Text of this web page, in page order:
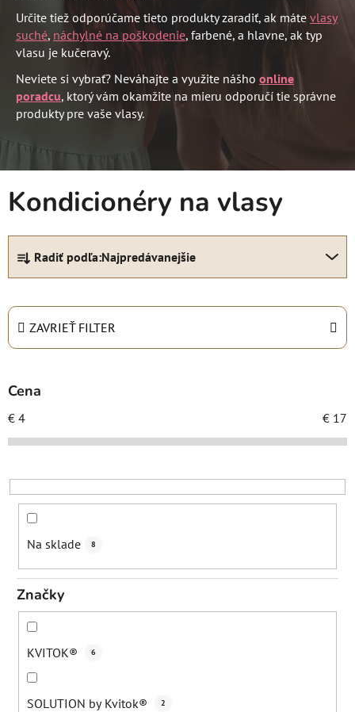
Určite tiež odporúčame tieto produkty zaradiť, ak máte vlasy
suché, náchylné na poškodenie, farbené, a hlavne, ak typ
vlasu je kučeravý.
Neviete si vybrať? Neváhajte a využite nášho online
poradcu, ktorý vám okamžite na mieru odporučí tie správne
produkty pre vaše vlasy.
Kondicionéry na vlasy
R
d
e
i
p
r
o
d
k
Radiť podľa:Najpredávanejšie
ZAVRIEŤ FILTER
Cena
€ 4 € 17
Na sklade 8
Značky
KVITOK® 6
SOLUTION by Kvitok® 2